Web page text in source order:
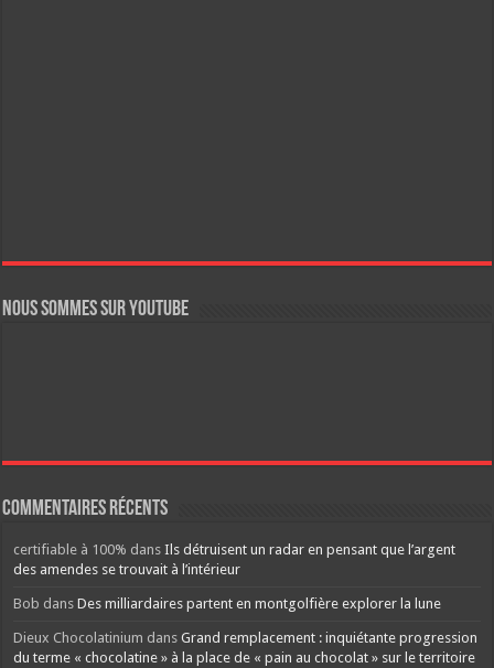
Nous sommes sur YouTube
Commentaires récents
certifiable à 100% dansIls détruisent un radar en pensant que l’argent
des amendes se trouvait à l’intérieur
Bob dansDes milliardaires partent en montgolfière explorer la lune
Dieux Chocolatinium dansGrand remplacement : inquiétante progression
du terme « chocolatine » à la place de « pain au chocolat » sur le territoire